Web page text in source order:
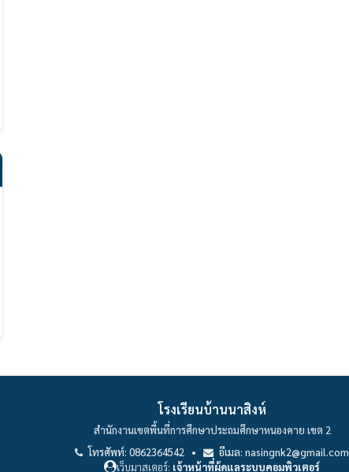
โรงเรียนบ้านนาสิงห์
สำนักงานเขตพื้นที่การศึกษาประถมศึกษาหนองคาย เขต 2
โทรศัพท์: 0862364542 •
อีเมล: nasingnk2@gmail.com
เว็บมาสเตอร์: เจ้าหน้าที่ผู้ดูแลระบบคอมพิวเตอร์